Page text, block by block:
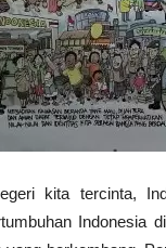
kita tercinta,
Indonesia